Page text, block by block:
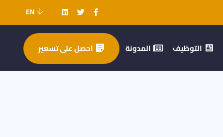
EN
التوظيف المدونة احصل على تسعير